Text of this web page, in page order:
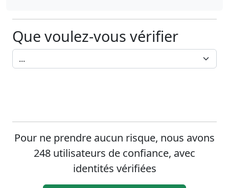
Que voulez-vous vérifier
Pour ne prendre aucun risque, nous avons
248 utilisateurs de confiance, avec
identités vérifiées